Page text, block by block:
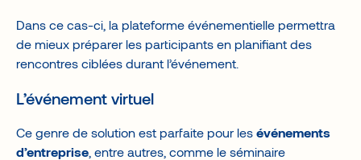
Dans ce cas-ci, la plateforme événementielle permettra
de mieux préparer les participants en planifiant des
rencontres ciblées durant l’événement.
L’événement virtuel
Ce genre de solution est parfaite pour les événements
d’entreprise , entre autres, comme le séminaire